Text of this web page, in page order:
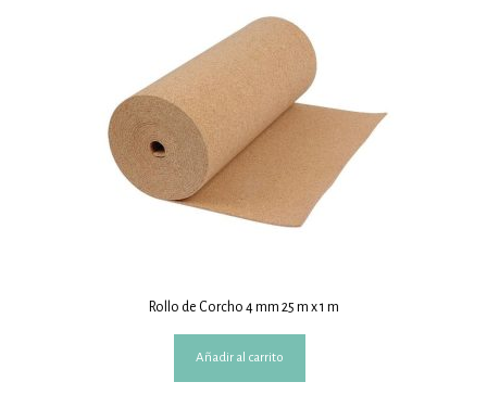
Rollo de Corcho 4 mm 25 m x 1 m
Añadir al carrito